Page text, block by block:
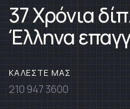
37 Χρόνια
Έλληνα
ΚΑΛΕΣΤΕ ΜΑΣ
210 947 3600